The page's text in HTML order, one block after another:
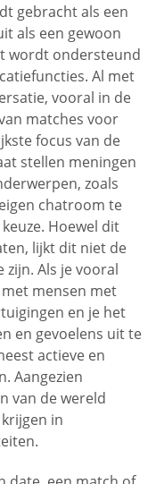
gebracht als een
als een gewoon
wordt ondersteund
Al met
vooral in de
matches voor
focus van de
stellen meningen
zoals
chatroom te
Hoewel dit
lijkt dit niet de
zijn. Als je vooral
mensen met
en je het
en gevoelens uit te
actieve en
Aangezien
van de wereld
in